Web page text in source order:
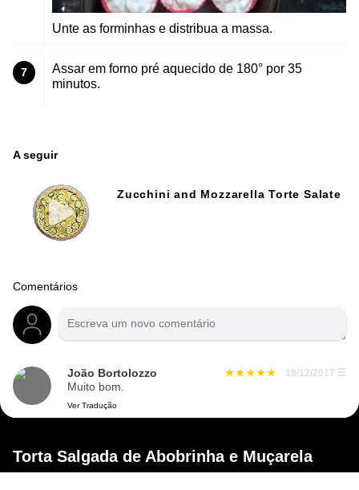
Unte as forminhas e distribua a massa.
7
Assar em forno pré aquecido de 180° por 35
minutos.
A seguir
Zucchini and Mozzarella Torte Salate
Comentários
João Bortolozzo 18/12/2017 ☰
Muito bom.
Ver Tradução
Torta Salgada de Abobrinha e Muçarela